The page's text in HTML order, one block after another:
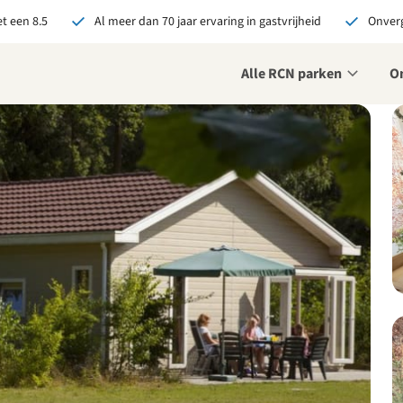
een 8.5 Al meer dan 70 jaar ervaring in gastvrijheid
Alle RCN parken
je bij RCN boekt, krijg je:
De beste prijsgarantie
Exclusieve voordelen
Persoonlijk contact
alle voordelen